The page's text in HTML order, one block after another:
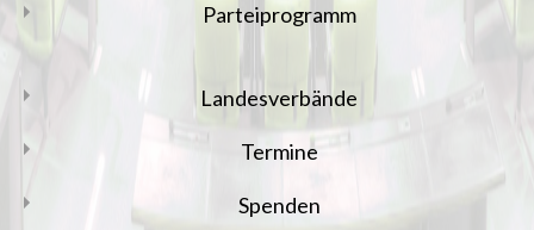
Parteiprogramm
Landesverbände
Termine
Spenden